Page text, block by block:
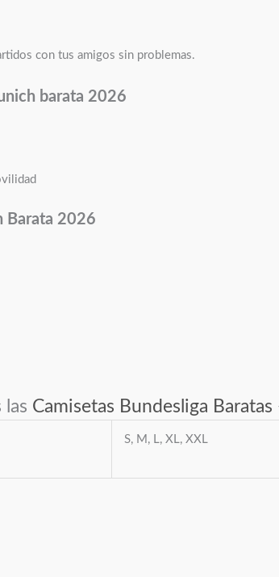
con tus amigos sin problemas.
barata 2026
Barata 2026
las Camisetas Bundesliga Baratas
S, M, L, XL, XXL